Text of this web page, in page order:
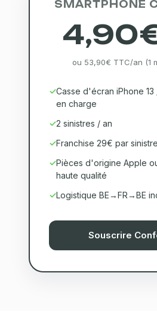
SMARTPHONE
ou 53,90€ TTC/an (1
Casse d'écran iPhone 13
en charge
2 sinistres / an
Franchise 29€ par sinistre
Pièces d'origine Apple
haute qualité
Logistique BE→FR→BE
Souscrire